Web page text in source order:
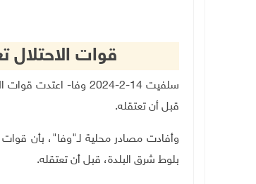
قوات
سلفيت 14-2-2024 وفا-
قبل أن تعتقله.
وأفادت مصادر محلية لـ"وفا"، بأن
بلوط شرق البلدة، قبل أن تعتقله.